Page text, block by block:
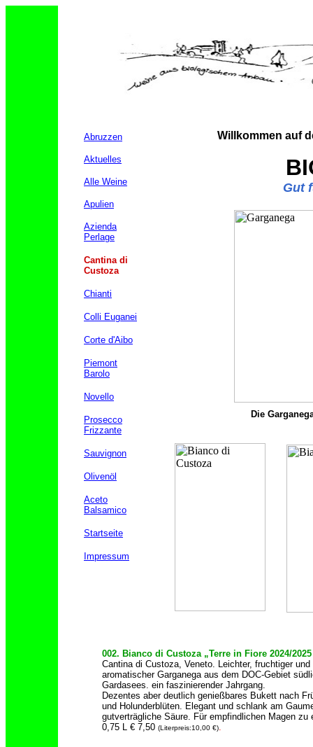
Abruzzen
Aktuelles
Alle Weine
Apulien
Azienda
Perlage
Cantina di
Custoza
Chianti
Colli Euganei
Corte d'Aibo
Piemont
Barolo
Novello
Prosecco
Frizzante
Sauvignon
Olivenöl
Aceto
Balsamico
Startseite
Impressum
Willkommen auf
Gut
Die
002. Bianco di Custoza „Terre in Fiore 2024/2025
Cantina di Custoza, Veneto. Leichter, fruchtiger
aromatischer Garganega aus dem DOC-Gebiet
Gardasees. ein faszinierender Jahrgang.
Dezentes aber deutlich genießbares Bukett nach
und Holunderblüten. Elegant und schlank am
gutverträgliche Säure. Für empfindlichen Magen zu
0,75 L € 7,50 (Literpreis:10,00 €).